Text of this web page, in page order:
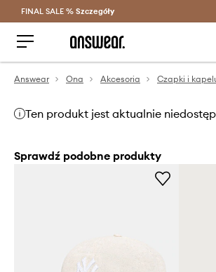
Oszczędzaj z Answear Club >
FINAL SALE % Szczegóły
Answear Ona Akcesoria Czapki i
Ten produkt jest aktualnie
Sprawdź podobne produkty